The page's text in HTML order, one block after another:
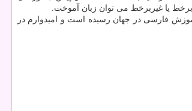
یا غیربرخط می توان زبان آموخت.
فارسی در جهان رسیده است و امیدوارم در